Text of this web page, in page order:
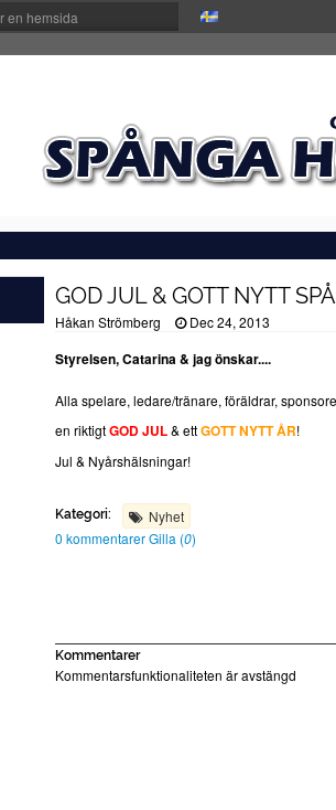
GOD JUL & GOTT NYTT
Håkan Strömberg Dec 24, 2013
Styrelsen, Catarina & jag önskar....
Alla spelare, ledare/tränare, föräldrar,
en riktigtGOD JUL& ettGOTT NYTT ÅR!
Jul & Nyårshälsningar!
Kategori:
Nyhet
0 kommentarerGilla (0)
Kommentarer
Kommentarsfunktionaliteten är avstängd